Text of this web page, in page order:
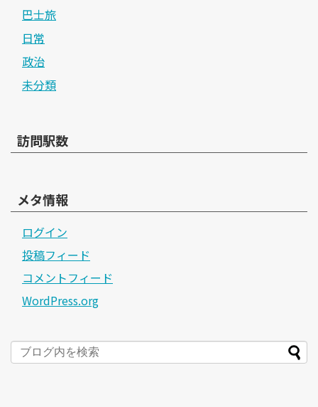
巴士旅
日常
政治
未分類
訪問駅数
メタ情報
ログイン
投稿フィード
コメントフィード
WordPress.org